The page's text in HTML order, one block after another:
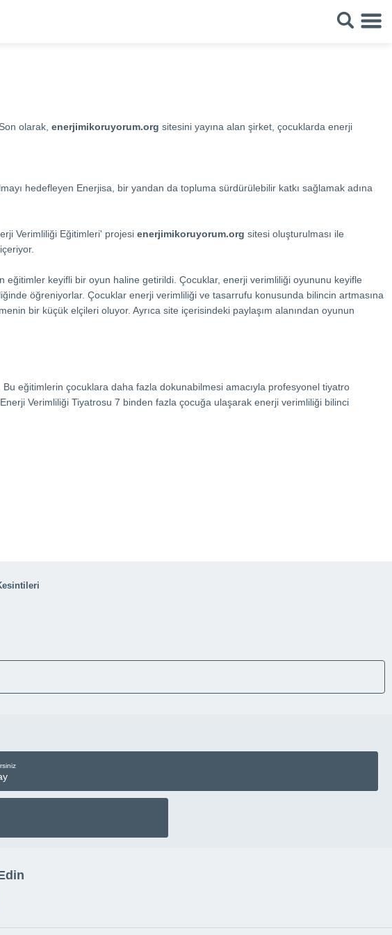
olarak, enerjimikoruyorum.org sitesini yayına alan şirket, çocuklarda enerji
hedefleyen Enerjisa, bir yandan da topluma sürdürülebilir katkı sağlamak adına
Verimliliği Eğitimleri' projesi enerjimikoruyorum.org sitesi oluşturulması ile
eğitimler keyifli bir oyun haline getirildi. Çocuklar, enerji verimliliği oyununu keyifle
öğreniyorlar. Çocuklar enerji verimliliği ve tasarrufu konusunda bilincin artmasına
bir küçük elçileri oluyor. Ayrıca site içerisindeki paylaşım alanından oyunun
eğitimlerin çocuklara daha fazla dokunabilmesi amacıyla profesyonel tiyatro
Verimliliği Tiyatrosu 7 binden fazla çocuğa ulaşarak enerji verimliliği bilinci